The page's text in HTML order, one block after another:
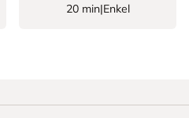
20 min|Enkel